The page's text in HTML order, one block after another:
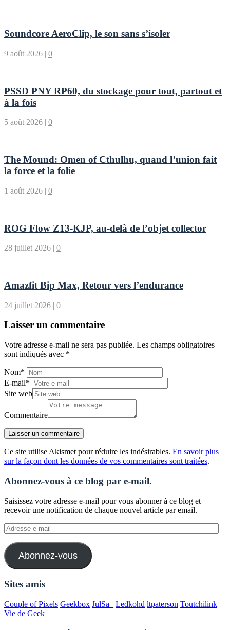
Soundcore AeroClip, le son sans s’isoler
9 août 2026 | 0
PSSD PNY RP60, du stockage pour tout, partout et
à la fois
5 août 2026 | 0
The Mound: Omen of Cthulhu, quand l’union fait
la force et la folie
1 août 2026 | 0
ROG Flow Z13-KJP, au-delà de l’objet collector
28 juillet 2026 | 0
Amazfit Bip Max, Retour vers l’endurance
24 juillet 2026 | 0
Laisser un commentaire
Votre adresse e-mail ne sera pas publiée. Les champs obligatoires
sont indiqués avec *
Nom*
E-mail*
Site web
Commentaire
Ce site utilise Akismet pour réduire les indésirables. En savoir plus
sur la façon dont les données de vos commentaires sont traitées.
Abonnez-vous à ce blog par e-mail.
Saisissez votre adresse e-mail pour vous abonner à ce blog et
recevoir une notification de chaque nouvel article par email.
Adresse
e-
mail
Abonnez-vous
Sites amis
Couple of Pixels Geekbox JulSa_ Ledkohd ltpaterson Toutchilink
Vie de Geek